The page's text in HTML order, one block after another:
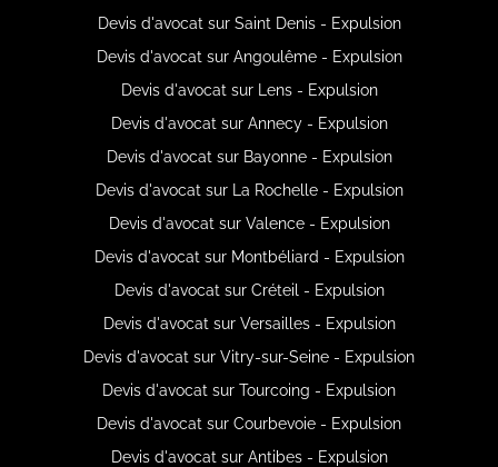
Devis d'avocat sur Saint Denis - Expulsion
Devis d'avocat sur Angoulême - Expulsion
Devis d'avocat sur Lens - Expulsion
Devis d'avocat sur Annecy - Expulsion
Devis d'avocat sur Bayonne - Expulsion
Devis d'avocat sur La Rochelle - Expulsion
Devis d'avocat sur Valence - Expulsion
Devis d'avocat sur Montbéliard - Expulsion
Devis d'avocat sur Créteil - Expulsion
Devis d'avocat sur Versailles - Expulsion
Devis d'avocat sur Vitry-sur-Seine - Expulsion
Devis d'avocat sur Tourcoing - Expulsion
Devis d'avocat sur Courbevoie - Expulsion
Devis d'avocat sur Antibes - Expulsion